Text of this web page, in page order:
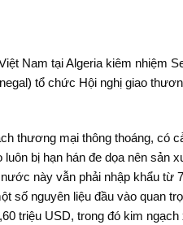
Nam tại Algeria kiêm nhiệm
tổ chức Hội nghị giao
thương mại thông thoáng, có
bị hạn hán đe dọa nên sản
này vẫn phải nhập khẩu từ
số nguyên liệu đầu vào quan
triệu USD, trong đó kim